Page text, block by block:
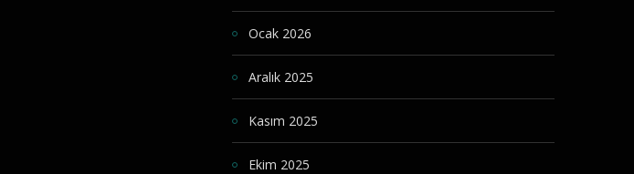
Ocak 2026
Aralık 2025
Kasım 2025
Ekim 2025